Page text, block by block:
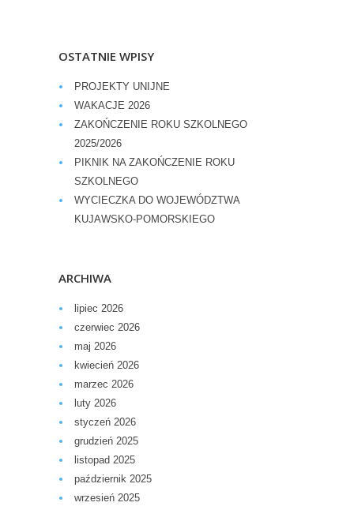
OSTATNIE WPISY
PROJEKTY UNIJNE
WAKACJE 2026
ZAKOŃCZENIE ROKU SZKOLNEGO
2025/2026
PIKNIK NA ZAKOŃCZENIE ROKU
SZKOLNEGO
WYCIECZKA DO WOJEWÓDZTWA
KUJAWSKO-POMORSKIEGO
ARCHIWA
lipiec 2026
czerwiec 2026
maj 2026
kwiecień 2026
marzec 2026
luty 2026
styczeń 2026
grudzień 2025
listopad 2025
październik 2025
wrzesień 2025